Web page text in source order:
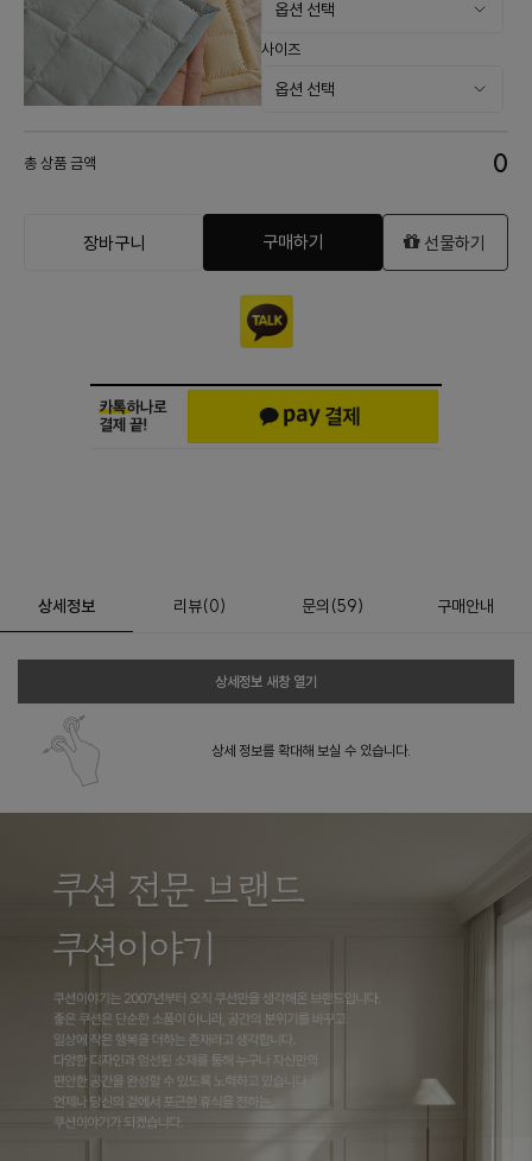
사이즈
총 상품 금액 0
장바구니 구매하기 선물하기
상세정보 리뷰(0) 문의 (59) 구매안내
상세정보 새창 열기
상세 정보를 확대해 보실 수 있습니다.